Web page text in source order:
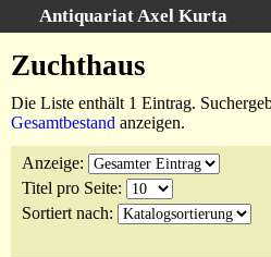
Antiquariat Axel Kurta
Suche
Sachgebiete
Schlagwörter
Kataloge
Zuchthaus
Die Liste enthält 1 Eintrag.
Gesamtbestand anzeigen.
Anzeige:
Titel pro Seite:
Sortiert nach: